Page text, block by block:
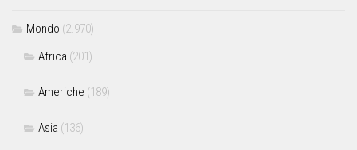
Mondo (2.970)
Africa (201)
Americhe (189)
Asia (136)